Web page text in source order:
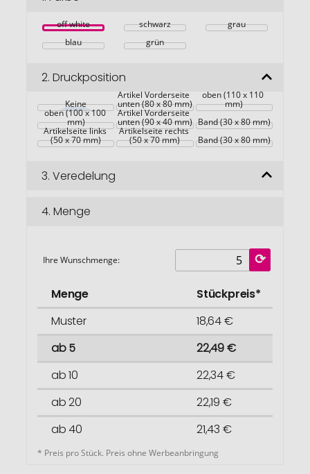
off white schwarz
grau
blau
grün
2. Druckposition
Keine
Artikel Vorderseite
unten (80 x 80 mm)
oben (110 x 110
mm)
Artikel Vorderseite
oben (100 x 100
mm)
Artikel Vorderseite
unten (90 x 40 mm) Band (30 x 80 mm)
Artikelseite links
(50 x 70 mm)
Artikelseite rechts
(50 x 70 mm) Band (30 x 80 mm)
3. Veredelung
4. Menge
Ihre Wunschmenge:
Menge
Stückpreis*
Muster
18,64 €
ab 5
22,49 €
ab 10
22,34 €
ab 20
22,19 €
ab 40
21,43 €
* Preis pro Stück. Preis ohne Werbeanbringung